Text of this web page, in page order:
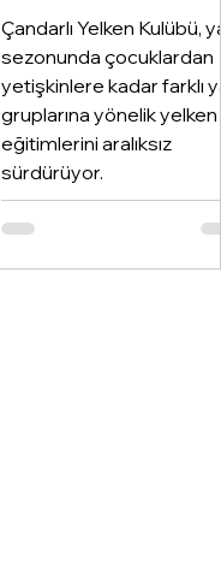
Çandarlı Yelken Kulübü,
sezonunda çocuklardan
yetişkinlere kadar farklı
gruplarına yönelik yelken
eğitimlerini aralıksız
sürdürüyor.